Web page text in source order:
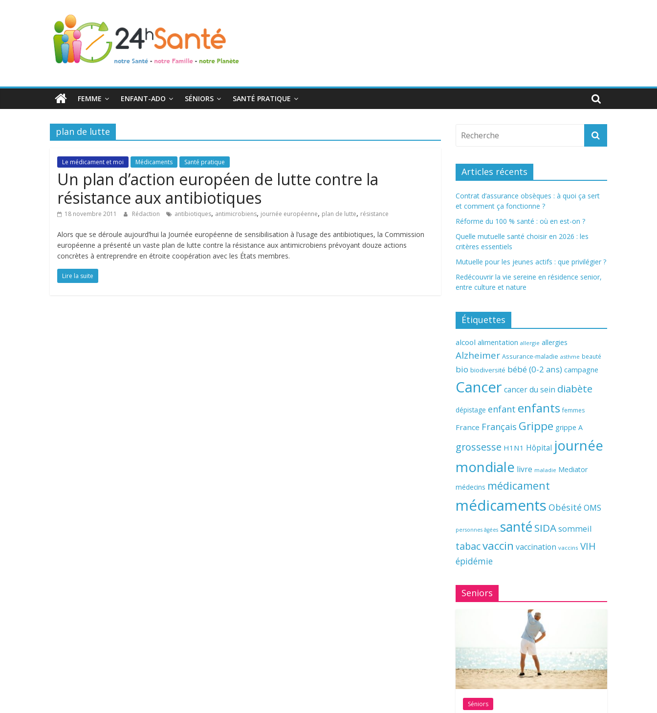
24h
Santé
toute
famille
FEMME ENFANT-ADO SÉNIORS SANTÉ PRATIQUE
plan de lutte
Le médicament et moi Médicaments Santé pratique
Un plan d’action européen de lutte contre la
résistance aux antibiotiques
18 novembre 2011 Rédaction antibiotiques, antimicrobiens, journée européenne, plan de lutte, résistance
Alors que se déroule aujourd’hui la Journée européenne de sensibilisation à l’usage des antibiotiques, la Commission
européenne a présenté un vaste plan de lutte contre la résistance aux antimicrobiens prévoyant douze actions
concrètes à entreprendre en étroite coopération avec les États membres.
Lire la suite
Articles récents
Contrat d’assurance obsèques : à quoi ça sert
et comment ça fonctionne ?
Réforme du 100 % santé : où en est-on ?
Quelle mutuelle santé choisir en 2026 : les
critères essentiels
Mutuelle pour les jeunes actifs : que privilégier ?
Redécouvrir la vie sereine en résidence senior,
entre culture et nature
Étiquettes
alcool alimentation allergie allergies
Alzheimer Assurance-maladie asthme beauté
bio biodiversité bébé (0-2 ans) campagne
Cancer cancer du sein diabète
dépistage enfant enfants femmes
France Français Grippe grippe A
grossesse H1N1 Hôpital journée
mondiale livre maladie Mediator
médecins médicament
médicaments Obésité OMS
personnes âgées santé SIDAsommeil
tabacvaccin vaccination vaccins VIH
épidémie
Seniors
Séniors